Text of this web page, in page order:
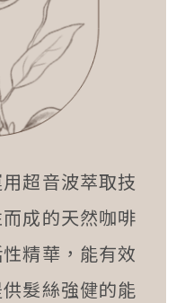
超音波萃取技
成的天然咖啡
精華，能有效
髮絲強健的能